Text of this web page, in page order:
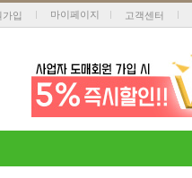
가입 마이페이지 고객센터